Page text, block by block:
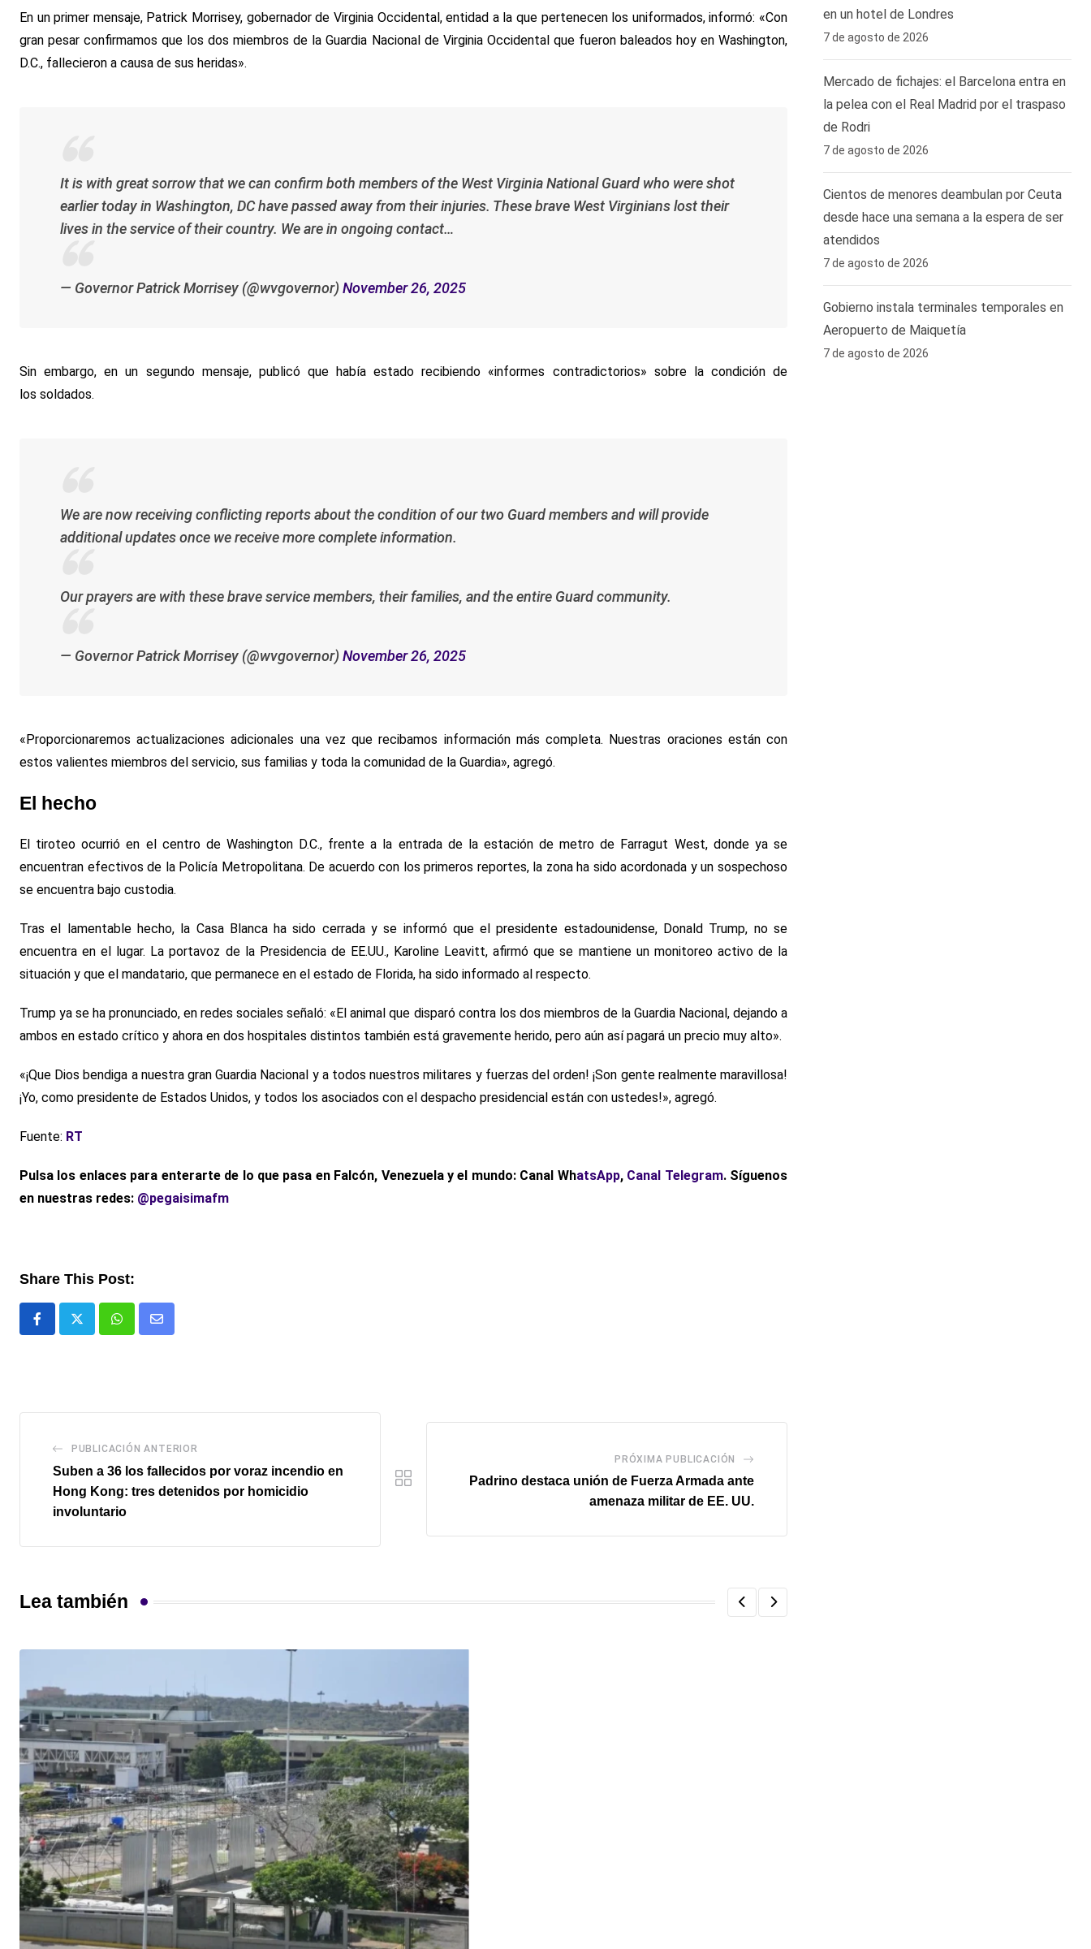
En un primer mensaje, Patrick Morrisey, gobernador de Virginia Occidental, entidad a la que pertenecen los uniformados, informó: «Con
gran pesar confirmamos que los dos miembros de la Guardia Nacional de Virginia Occidental que fueron baleados hoy en Washington,
D.C., fallecieron a causa de sus heridas».
It is with great sorrow that we can confirm both members of the West Virginia National Guard who were shot
earlier today in Washington, DC have passed away from their injuries. These brave West Virginians lost their
lives in the service of their country. We are in ongoing contact…
— Governor Patrick Morrisey (@wvgovernor) November 26, 2025
Sin embargo, en un segundo mensaje, publicó que había estado recibiendo «informes contradictorios» sobre la condición de
los soldados.
We are now receiving conflicting reports about the condition of our two Guard members and will provide
additional updates once we receive more complete information.
Our prayers are with these brave service members, their families, and the entire Guard community.
— Governor Patrick Morrisey (@wvgovernor) November 26, 2025
«Proporcionaremos actualizaciones adicionales una vez que recibamos información más completa. Nuestras oraciones están con
estos valientes miembros del servicio, sus familias y toda la comunidad de la Guardia», agregó.
El hecho
El tiroteo ocurrió en el centro de Washington D.C., frente a la entrada de la estación de metro de Farragut West, donde ya se
encuentran efectivos de la Policía Metropolitana. De acuerdo con los primeros reportes, la zona ha sido acordonada y un sospechoso
se encuentra bajo custodia.
Tras el lamentable hecho, la Casa Blanca ha sido cerrada y se informó que el presidente estadounidense, Donald Trump, no se
encuentra en el lugar. La portavoz de la Presidencia de EE.UU., Karoline Leavitt, afirmó que se mantiene un monitoreo activo de la
situación y que el mandatario, que permanece en el estado de Florida, ha sido informado al respecto.
Trump ya se ha pronunciado, en redes sociales señaló: «El animal que disparó contra los dos miembros de la Guardia Nacional, dejando a
ambos en estado crítico y ahora en dos hospitales distintos también está gravemente herido, pero aún así pagará un precio muy alto».
«¡Que Dios bendiga a nuestra gran Guardia Nacional y a todos nuestros militares y fuerzas del orden! ¡Son gente realmente maravillosa!
¡Yo, como presidente de Estados Unidos, y todos los asociados con el despacho presidencial están con ustedes!», agregó.
Fuente: RT
Pulsa los enlaces para enterarte de lo que pasa en Falcón, Venezuela y el mundo: Canal WhatsApp, Canal Telegram. Síguenos
en nuestras redes: @pegaisimafm
Share This Post:
WhatsappComparte
PUBLICACIÓN ANTERIOR
Suben a 36 los fallecidos por voraz incendio en
Hong Kong: tres detenidos por homicidio
involuntario
PRÓXIMA PUBLICACIÓN
Padrino destaca unión de Fuerza Armada ante
amenaza militar de EE. UU.
Lea también
en un hotel de Londres
7 de agosto de 2026
Mercado de fichajes: el Barcelona entra en
la pelea con el Real Madrid por el traspaso
de Rodri
7 de agosto de 2026
Cientos de menores deambulan por Ceuta
desde hace una semana a la espera de ser
atendidos
7 de agosto de 2026
Gobierno instala terminales temporales en
Aeropuerto de Maiquetía
7 de agosto de 2026